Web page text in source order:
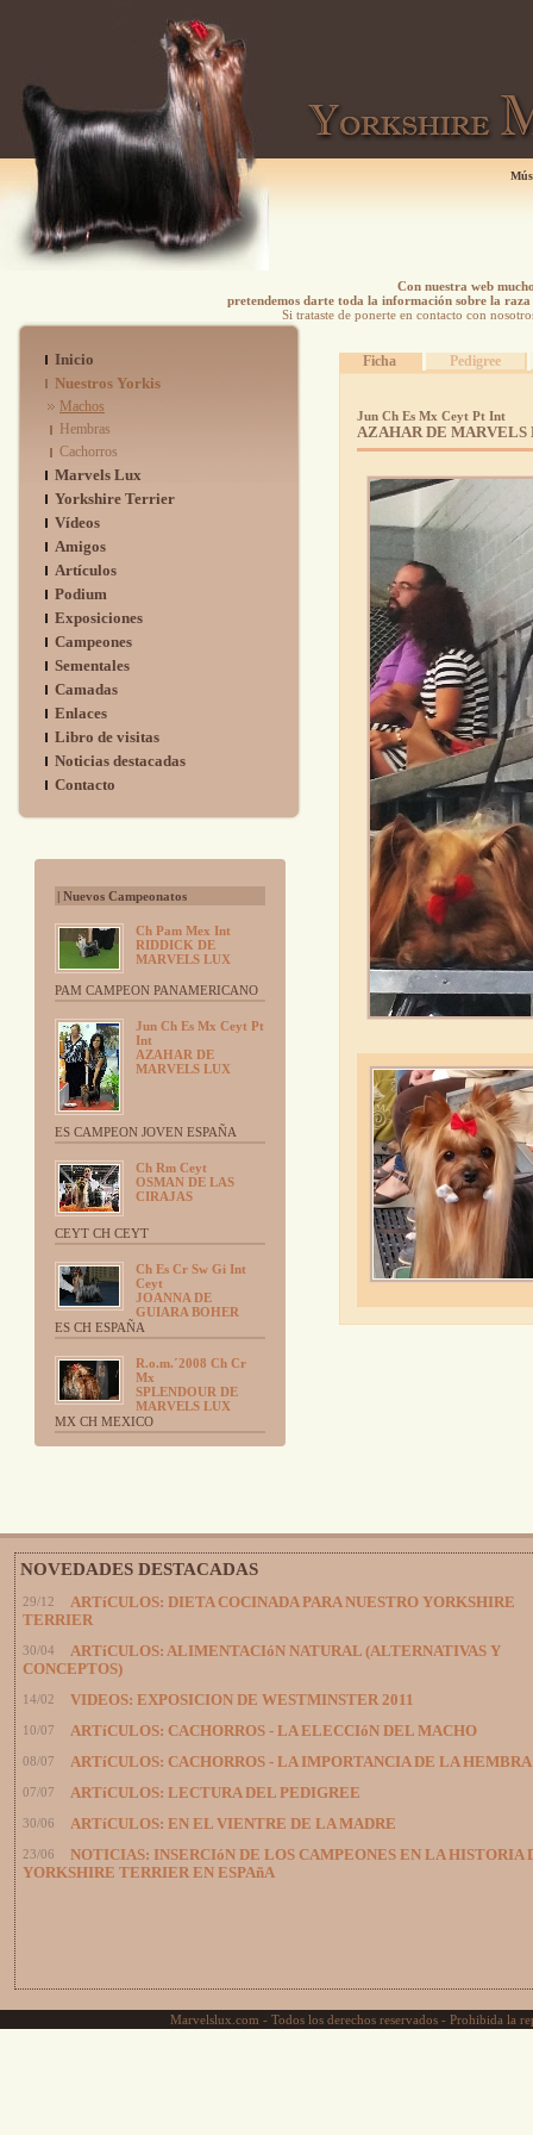
Con nuestra web
pretendemos darte toda la información sobre la
Si trataste de ponerte en contacto con
Inicio
Nuestros Yorkis
Machos
Hembras
Cachorros
Marvels Lux
Yorkshire Terrier
Vídeos
Amigos
Artículos
Podium
Exposiciones
Campeones
Sementales
Camadas
Enlaces
Libro de visitas
Noticias destacadas
Contacto
| Nuevos Campeonatos
Ch Pam Mex Int
RIDDICK DE
MARVELS LUX
PAM CAMPEON PANAMERICANO
Jun Ch Es Mx Ceyt Pt
Int
AZAHAR DE
MARVELS LUX
ES CAMPEON JOVEN ESPAÑA
Ch Rm Ceyt
OSMAN DE LAS
CIRAJAS
CEYT CH CEYT
Ch Es Cr Sw Gi Int
Ceyt
JOANNA DE
GUIARA BOHER
ES CH ESPAÑA
R.o.m.´2008 Ch Cr
Mx
SPLENDOUR DE
MARVELS LUX
MX CH MEXICO
Ficha Pedigree
Jun Ch Es Mx Ceyt Pt Int
AZAHAR DE MARVELS
NOVEDADES DESTACADAS
29/12
ARTíCULOS: DIETA COCINADA PARA NUESTRO YORKSHIRE
TERRIER
30/04
ARTíCULOS: ALIMENTACIóN NATURAL (ALTERNATIVAS Y
CONCEPTOS)
14/02 VIDEOS: EXPOSICION DE WESTMINSTER 2011
10/07 ARTíCULOS: CACHORROS - LA ELECCIóN DEL MACHO
08/07 ARTíCULOS: CACHORROS - LA IMPORTANCIA DE LA HEMBRA
07/07 ARTíCULOS: LECTURA DEL PEDIGREE
30/06 ARTíCULOS: EN EL VIENTRE DE LA MADRE
23/06
NOTICIAS: INSERCIóN DE LOS CAMPEONES EN LA HISTORIA
YORKSHIRE TERRIER EN ESPAñA
Marvelslux.com - Todos los derechos reservados - Prohibida la